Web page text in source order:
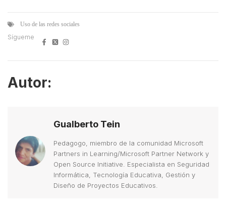
Uso de las redes sociales
Sígueme
Autor:
Gualberto Tein
Pedagogo, miembro de la comunidad Microsoft
Partners in Learning/Microsoft Partner Network y
Open Source Initiative. Especialista en Seguridad
Informática, Tecnología Educativa, Gestión y
Diseño de Proyectos Educativos.